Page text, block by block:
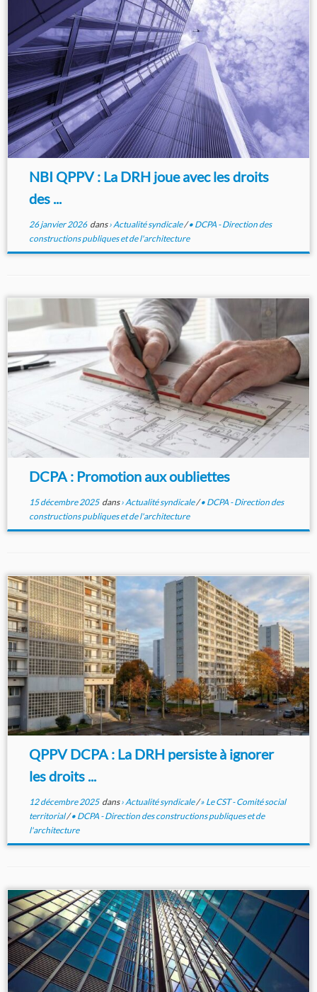
NBI QPPV : La DRH joue avec les droits
des ...
26 janvier 2026dans› Actualité syndicale/• DCPA - Direction des
constructions publiques et de l'architecture
DCPA : Promotion aux oubliettes
15 décembre 2025dans› Actualité syndicale/• DCPA - Direction des
constructions publiques et de l'architecture
QPPV DCPA : La DRH persiste à ignorer
les droits ...
12 décembre 2025dans› Actualité syndicale/» Le CST - Comité social
territorial/• DCPA - Direction des constructions publiques et de
l'architecture